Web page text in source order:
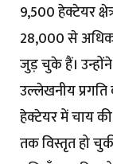
9,500 हेक्टेयर
28,000 से
जुड़ चुके हैं।
उल्लेखनीय
हेक्टेयर में चाय
तक विस्तृत हो